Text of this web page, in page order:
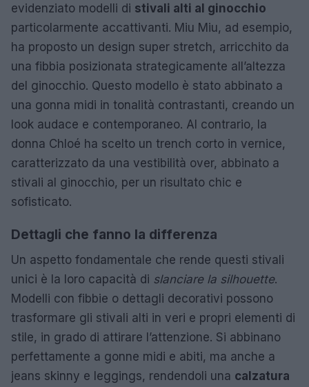
evidenziato modelli di stivali alti al ginocchio
particolarmente accattivanti. Miu Miu, ad esempio,
ha proposto un design super stretch, arricchito da
una fibbia posizionata strategicamente all’altezza
del ginocchio. Questo modello è stato abbinato a
una gonna midi in tonalità contrastanti, creando un
look audace e contemporaneo. Al contrario, la
donna Chloé ha scelto un trench corto in vernice,
caratterizzato da una vestibilità over, abbinato a
stivali al ginocchio, per un risultato chic e
sofisticato.
Dettagli che fanno la differenza
Un aspetto fondamentale che rende questi stivali
unici è la loro capacità di slanciare la silhouette.
Modelli con fibbie o dettagli decorativi possono
trasformare gli stivali alti in veri e propri elementi di
stile, in grado di attirare l’attenzione. Si abbinano
perfettamente a gonne midi e abiti, ma anche a
jeans skinny e leggings, rendendoli una calzatura